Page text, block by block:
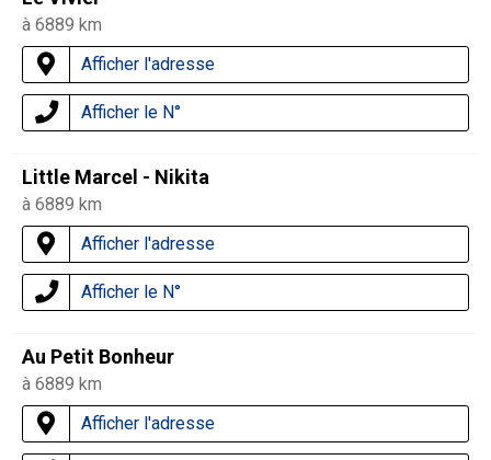
à 6889 km
Afficher l'adresse
Afficher le N°
Little Marcel - Nikita
à 6889 km
Afficher l'adresse
Afficher le N°
Au Petit Bonheur
à 6889 km
Afficher l'adresse